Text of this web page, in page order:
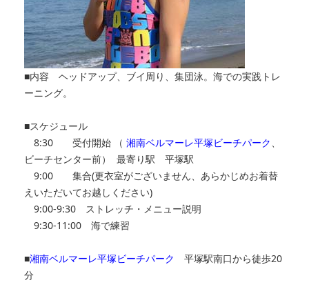
■内容 ヘッドアップ、ブイ周り、集団泳。海での実践トレ
ーニング。
■スケジュール
8:30 受付開始 （ 湘南ベルマーレ平塚ビーチパーク、
ビーチセンター前） 最寄り駅 平塚駅
9:00 集合(更衣室がございません、あらかじめお着替
えいただいてお越しください)
9:00-9:30 ストレッチ・メニュー説明
9:30-11:00 海で練習
■湘南ベルマーレ平塚ビーチパーク 平塚駅南口から徒歩20
分